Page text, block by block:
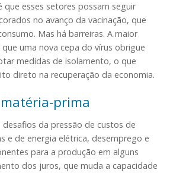
que esses setores possam seguir
no avanço da vacinação, que
Mas há barreiras. A maior
uma nova cepa do vírus obrigue
medidas de isolamento, o que
direto na recuperação da economia.
prima
da pressão de custos de
e de energia elétrica, desemprego e
para a produção em alguns
dos juros, que muda a capacidade